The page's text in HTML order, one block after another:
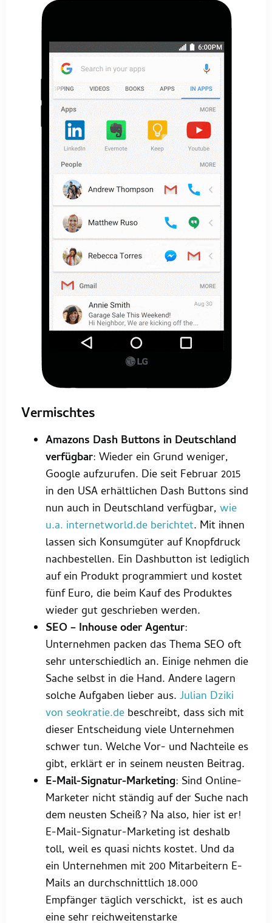
Vermischtes
Amazons Dash Buttons in Deutschland
verfügbar: Wieder ein Grund weniger,
Google aufzurufen. Die seit Februar 2015
in den USA erhältlichen Dash Buttons sind
nun auch in Deutschland verfügbar, wie
u.a. internetworld.de berichtet. Mit ihnen
lassen sich Konsumgüter auf Knopfdruck
nachbestellen. Ein Dashbutton ist lediglich
auf ein Produkt programmiert und kostet
fünf Euro, die beim Kauf des Produktes
wieder gut geschrieben werden.
SEO – Inhouse oder Agentur:
Unternehmen packen das Thema SEO oft
sehr unterschiedlich an. Einige nehmen die
Sache selbst in die Hand. Andere lagern
solche Aufgaben lieber aus. Julian Dziki
von seokratie.de beschreibt, dass sich mit
dieser Entscheidung viele Unternehmen
schwer tun. Welche Vor- und Nachteile es
gibt, erklärt er in seinem neusten Beitrag.
E-Mail-Signatur-Marketing: Sind Online-
Marketer nicht ständig auf der Suche nach
dem neusten Scheiß? Na also, hier ist er!
E-Mail-Signatur-Marketing ist deshalb
toll, weil es quasi nichts kostet. Und da
ein Unternehmen mit 200 Mitarbeitern E-
Mails an durchschnittlich 18.000
Empfänger täglich verschickt, ist es auch
eine sehr reichweitenstarke